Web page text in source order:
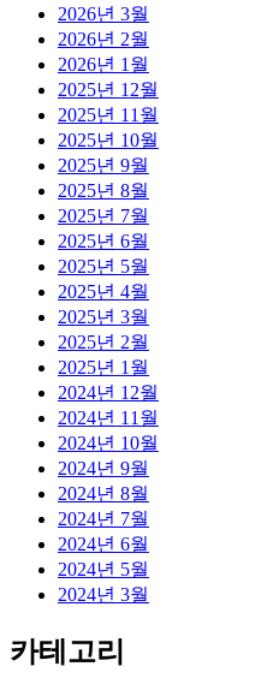
2026년 3월
2026년 2월
2026년 1월
2025년 12월
2025년 11월
2025년 10월
2025년 9월
2025년 8월
2025년 7월
2025년 6월
2025년 5월
2025년 4월
2025년 3월
2025년 2월
2025년 1월
2024년 12월
2024년 11월
2024년 10월
2024년 9월
2024년 8월
2024년 7월
2024년 6월
2024년 5월
2024년 3월
카테고리